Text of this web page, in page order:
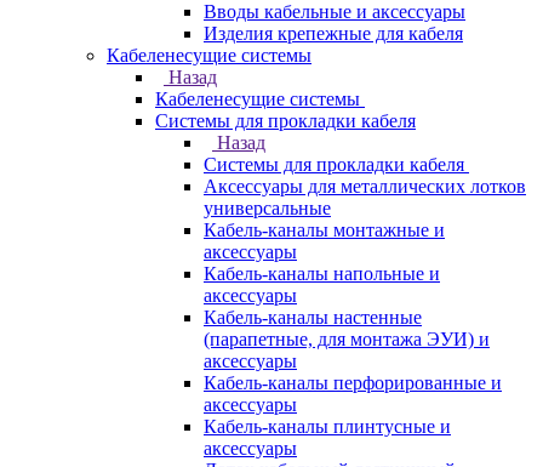
Вводы кабельные и аксессуары
Изделия крепежные для кабеля
Кабеленесущие системы
Назад
Кабеленесущие системы
Системы для прокладки кабеля
Назад
Системы для прокладки кабеля
Аксессуары для металлических лотков
универсальные
Кабель-каналы монтажные и
аксессуары
Кабель-каналы напольные и
аксессуары
Кабель-каналы настенные
(парапетные, для монтажа ЭУИ) и
аксессуары
Кабель-каналы перфорированные и
аксессуары
Кабель-каналы плинтусные и
аксессуары